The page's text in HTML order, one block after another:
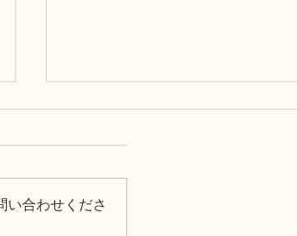
い合わせくださ